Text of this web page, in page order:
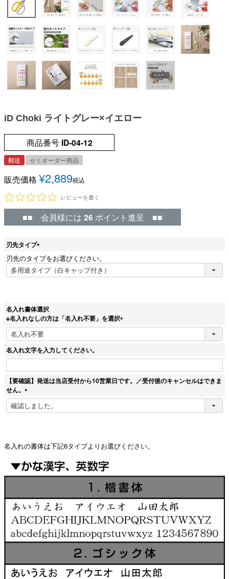
iD Choki ライトグレー×イエロー
商品番号 ID-04-12
郵送 セミオーダー商品
販売価格 ¥2,889税込
レビューを書く
■■ 会員様には 26 ポイント進呈 ■■
刃先タイプ
(
必
須
刃先のタイプをお選びください。
名入れ書体選択
※名入れなしの方は「名入れ不要」を選択
(
必
)
名入れ文字を入力してください。
【要確認】発送は当店受付から10営業日です。／受付後のキャンセルはできま
せん。
(
必
名入れの書体は下記6タイプよりお選びください。